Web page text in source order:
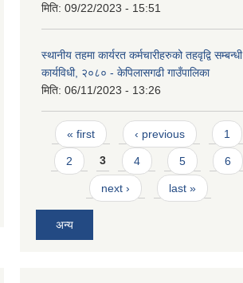
मिति: 09/22/2023 - 15:51
स्थानीय तहमा कार्यरत कर्मचारीहरुको तहवृद्वि सम्बन्धी
कार्यविधी, २०८० - केपिलासगढी गाउँपालिका
मिति: 06/11/2023 - 13:26
Pages
« first ‹ previous 1
2 3 4 5 6
next › last »
अन्य